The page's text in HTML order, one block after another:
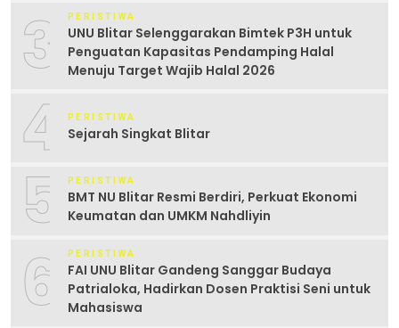
3 PERISTIWA
UNU Blitar Selenggarakan Bimtek P3H untuk
Penguatan Kapasitas Pendamping Halal
Menuju Target Wajib Halal 2026
4 PERISTIWA
Sejarah Singkat Blitar
5 PERISTIWA
BMT NU Blitar Resmi Berdiri, Perkuat Ekonomi
Keumatan dan UMKM Nahdliyin
6 PERISTIWA
FAI UNU Blitar Gandeng Sanggar Budaya
Patrialoka, Hadirkan Dosen Praktisi Seni untuk
Mahasiswa